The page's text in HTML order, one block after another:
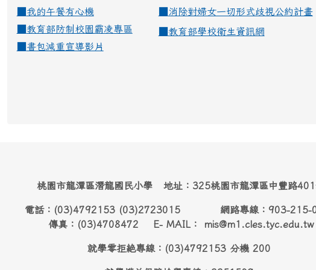
我的午餐有心機
消除對婦女一切形式歧視公約計畫
教育部防制校園霸凌專區
教育部學校衛生資訊網
書包減重宣導影片
桃園市龍潭區潛龍國民小學 地址：325桃園市龍潭區中豐路
電話：(03)4792153 (03)2723015 網路專線：903-215-
傳真：(03)4708472 E- MAIL： mis@m1.cles.tyc.edu.tw
就學零拒絶專線：(03)4792153 分機 200